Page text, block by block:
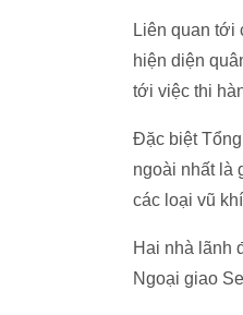
Liên quan tới
hiện diện
tới việc thi
Đặc biệt
ngoài nhất là
các loại vũ
Hai nhà lãnh
Ngoại giao